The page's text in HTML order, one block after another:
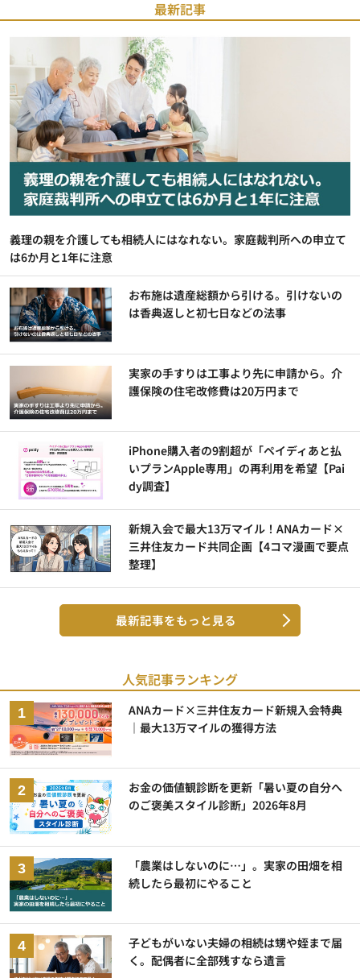
最新記事
義理の親を介護しても相続人にはなれない。家庭裁判所への申立て
は6か月と1年に注意
お布施は遺産総額から引ける。引けないの
は香典返しと初七日などの法事
実家の手すりは工事より先に申請から。介
護保険の住宅改修費は20万円まで
iPhone購入者の9割超が「ペイディあと払
いプランApple専用」の再利用を希望【Pai
dy調査】
新規入会で最大13万マイル！ANAカード×
三井住友カード共同企画【4コマ漫画で要点
整理】
最新記事をもっと見る
人気記事ランキング
ANAカード×三井住友カード新規入会特典
｜最大13万マイルの獲得方法
お金の価値観診断を更新「暑い夏の自分へ
のご褒美スタイル診断」2026年8月
「農業はしないのに…」。実家の田畑を相
続したら最初にやること
子どもがいない夫婦の相続は甥や姪まで届
く。配偶者に全部残すなら遺言